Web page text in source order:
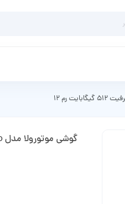
گوشی موتورولا مدل Edge 30 Pro ظرفیت 512 گیگابایت رم 12